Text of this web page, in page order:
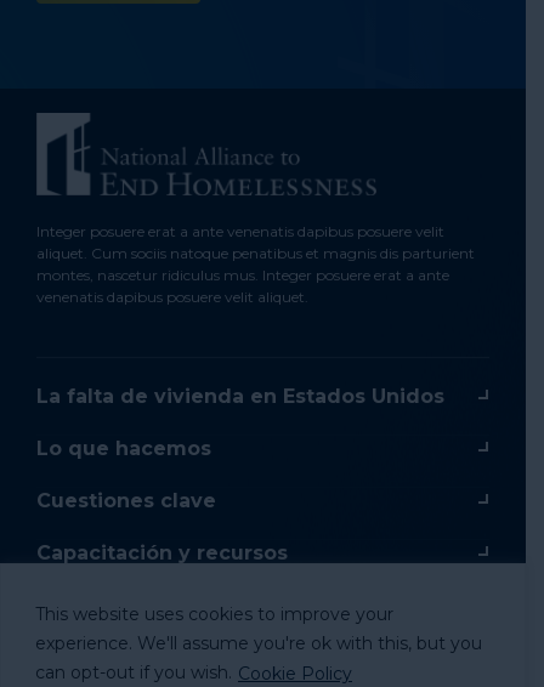
This website uses cookies to improve your
experience. We'll assume you're ok with this, but you
can opt-out if you wish. Cookie Policy
Integer posuere erat a ante venenatis dapibus posuere velit
aliquet. Cum sociis natoque penatibus et magnis dis parturient
montes, nascetur ridiculus mus. Integer posuere erat a ante
venenatis dapibus posuere velit aliquet.
La falta de vivienda en Estados Unidos
Lo que hacemos
Cuestiones clave
Capacitación y recursos
Capacitación en línea
Donar